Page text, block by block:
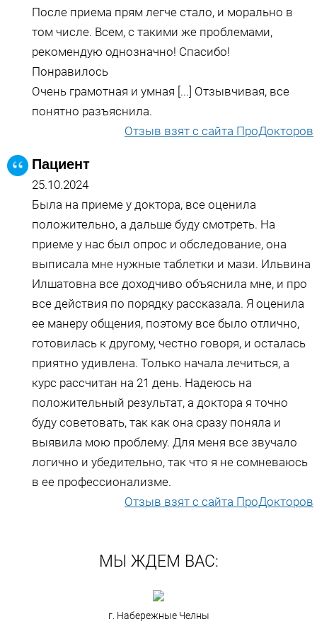
После приема прям легче стало, и морально в
том числе. Всем, с такими же проблемами,
рекомендую однозначно! Спасибо!
Понравилось
Очень грамотная и умная [...] Отзывчивая, все
понятно разъяснила.
Отзыв взят с сайта ПроДокторов
Пациент
25.10.2024
Была на приеме у доктора, все оценила
положительно, а дальше буду смотреть. На
приеме у нас был опрос и обследование, она
выписала мне нужные таблетки и мази. Ильвина
Илшатовна все доходчиво объяснила мне, и про
все действия по порядку рассказала. Я оценила
ее манеру общения, поэтому все было отлично,
готовилась к другому, честно говоря, и осталась
приятно удивлена. Только начала лечиться, а
курс рассчитан на 21 день. Надеюсь на
положительный результат, а доктора я точно
буду советовать, так как она сразу поняла и
выявила мою проблему. Для меня все звучало
логично и убедительно, так что я не сомневаюсь
в ее профессионализме.
Отзыв взят с сайта ПроДокторов
МЫ ЖДЕМ ВАС:
г. Набережные Челны